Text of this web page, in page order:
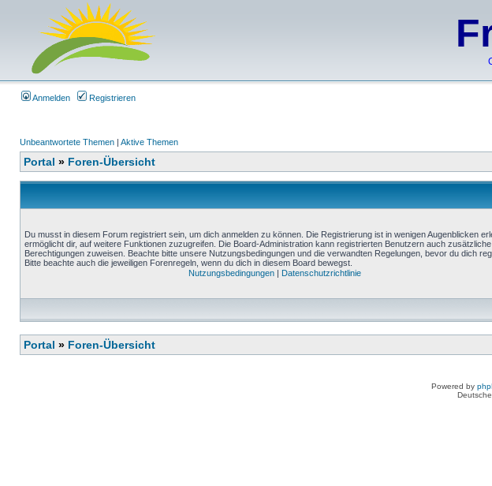
Anmelden Registrieren
Unbeantwortete Themen | Aktive Themen
Portal » Foren-Übersicht
Du musst in diesem Forum registriert sein, um dich anmelden zu können. Die Registrierung ist in wenigen Augenblicken
ermöglicht dir, auf weitere Funktionen zuzugreifen. Die Board-Administration kann registrierten Benutzern auch zusätzliche
Berechtigungen zuweisen. Beachte bitte unsere Nutzungsbedingungen und die verwandten Regelungen, bevor du dich
Bitte beachte auch die jeweiligen Forenregeln, wenn du dich in diesem Board bewegst.
Nutzungsbedingungen | Datenschutzrichtlinie
Portal » Foren-Übersicht
Powered by